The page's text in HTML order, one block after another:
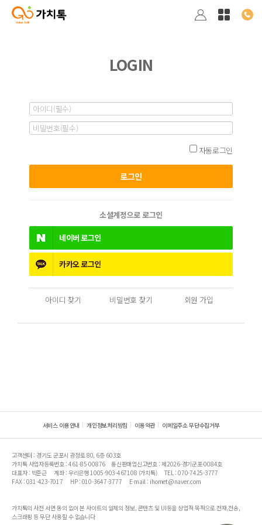
LOGIN
자동로그인
소셜계정으로 로그인
네이버로그인
카카오로그인
아이디 찾기 비밀번호 찾기 회원 가입
서비스 이용안내 개인정보처리방침 이용약관 이메일주소 무단수집거부
고객센터 : 경기도 군포시 광정로 80, 6층 603호
가치톡 사업자등록번호 : 461-85-00876
통신판매업신고번호 : 제2026-경기군포-0084호
대표자 : 박준근
계좌 : 우리은행 1005-903-467108 (가치톡)
TEL : 070-7425-3777
FAX : 031-423-7017
HP : 010-3647-3777 E-mail : ihomet@naver.com
가치톡의 사전 서면 동의 없이 본 사이트의 일체의 정보, 콘텐츠 및 UI등을 상업적 목적으로 전재,전송,
스크래핑 등 무단 사용할 수 없습니다